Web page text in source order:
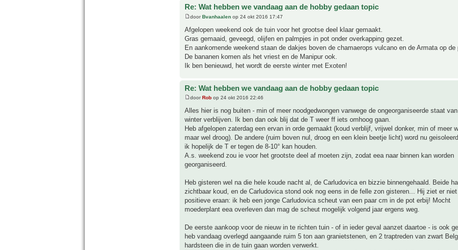
Re: Wat hebben we vandaag aan de hobby gedaan topic
doorBvanhaalen op 24 okt 2016 17:47
Afgelopen weekend ook de tuin voor het grootse deel klaar gemaakt.
Gras gemaaid, geveegd, olijfen en palmpjes in pot onder overkapping gezet.
En aankomende weekend staan de dakjes boven de chamaerops vulcano en de Armata op de
De bananen komen als het vriest en de Manipur ook.
Ik ben benieuwd, het wordt de eerste winter met Exoten!
Re: Wat hebben we vandaag aan de hobby gedaan topic
doorRob op 24 okt 2016 22:46
Alles hier is nog buiten - min of meer noodgedwongen vanwege de ongeorganiseerde staat
winter verblijven. Ik ben dan ook blij dat de T weer ff iets omhoog gaan.
Heb afgelopen zaterdag een ervan in orde gemaakt (koud verblijf, vrijwel donker, min of meer
maar wel droog). De andere (ruim boven nul, droog en een klein beetje licht) word nu
ik hopelijk de T er tegen de 8-10° kan houden.
A.s. weekend zou ie voor het grootste deel af moeten zijn, zodat eea naar binnen kan worden
georganiseerd.
Heb gisteren wel na die hele koude nacht al, de Carludovica en bizzie binnengehaald. Beide
zichtbaar koud, en de Carludovica stond ook nog eens in de felle zon gisteren... Hij ziet er
positieve eraan: ik heb een jonge Carludovica scheut van een paar cm in de pot erbij! Mocht
moederplant eea overleven dan mag de scheut mogelijk volgend jaar ergens weg.
De eerste aankoop voor de nieuw in te richten tuin - of in ieder geval aanzet daartoe - is ook
heb vandaag overlegd aangaande ruim 5 ton aan granietstenen, en 2 traptreden van zwart
hardsteen die in de tuin gaan worden verwerkt.